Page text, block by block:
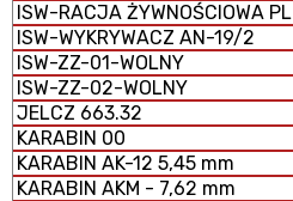
ISW-RACJA ŻYWNOŚCIOWA PL
ISW-WYKRYWACZ AN-19/2
ISW-ZZ-01-WOLNY
ISW-ZZ-02-WOLNY
JELCZ 663.32
KARABIN 00
KARABIN AK-12 5,45 mm
KARABIN AKM - 7,62 mm